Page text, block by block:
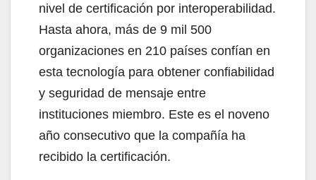
nivel de certificación por interoperabilidad.
Hasta ahora, más de 9 mil 500
organizaciones en 210 países confían en
esta tecnología para obtener confiabilidad
y seguridad de mensaje entre
instituciones miembro. Este es el noveno
año consecutivo que la compañía ha
recibido la certificación.